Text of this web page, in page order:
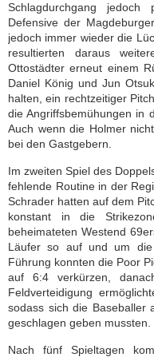
Schlagdurchgang jedoch
Defensive der
jedoch immer wieder die
resultierten daraus
Ottostädter erneut einem
Daniel König und Jun
halten, ein rechtzeitiger
die Angriffsbemühungen in
Auch wenn die Holmer
bei den Gastgebern.
Im zweiten Spiel des
fehlende Routine in der
Schrader hatten auf dem
konstant in die
beheimateten Westend
Läufer so auf und um
Führung konnten die Poor
auf 6:4 verkürzen,
Feldverteidigung
sodass sich die Baseballer
geschlagen geben mussten.
Nach fünf Spieltagen